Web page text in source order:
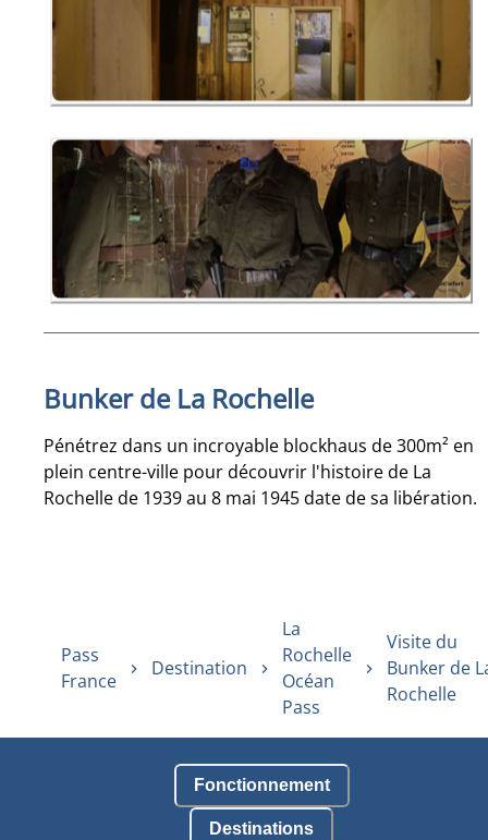
Bunker de La Rochelle
Pénétrez dans un incroyable blockhaus de 300m² en
plein centre-ville pour découvrir l'histoire de La
Rochelle de 1939 au 8 mai 1945 date de sa libération.
Pass
France
Destination
La
Rochelle
Océan
Pass
Visite du
Bunker de
Rochelle
Fonctionnement
Destinations